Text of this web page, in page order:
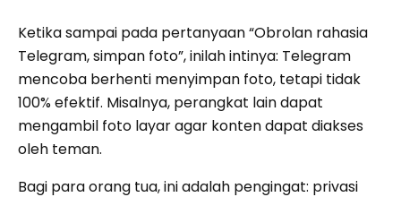
Ketika sampai pada pertanyaan “Obrolan rahasia
Telegram, simpan foto”, inilah intinya: Telegram
mencoba berhenti menyimpan foto, tetapi tidak
100% efektif. Misalnya, perangkat lain dapat
mengambil foto layar agar konten dapat diakses
oleh teman.
Bagi para orang tua, ini adalah pengingat: privasi